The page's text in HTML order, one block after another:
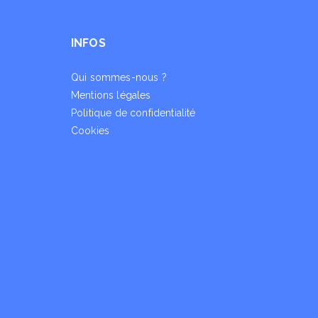
INFOS
Qui sommes-nous ?
Mentions légales
Politique de confidentialité
Cookies